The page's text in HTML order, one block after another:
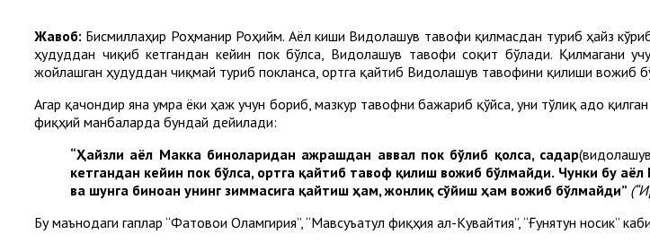
Жавоб: Бисмиллаҳир Роҳманир Роҳийм. Аёл киши Видолашув тавофи қилмасдан туриб ҳайз
ҳудуддан чиқиб кетгандан кейин пок бўлса, Видолашув тавофи соқит бўлади. Қилмагани
жойлашган ҳудуддан чиқмай туриб покланса, ортга қайтиб Видолашув тавофини қилиши вожиб
Агар қачондир яна умра ёки ҳаж учун бориб, мазкур тавофни бажариб қўйса, уни тўлиқ адо
фиқҳий манбаларда бундай дейилади:
“Ҳайзли аёл Макка биноларидан ажрашдан аввал пок бўлиб қолса, садар
кетгандан кейин пок бўлса, ортга қайтиб тавоф қилиш вожиб бўлмайди. Чунки бу
ва шунга биноан унинг зиммасига қайтиш ҳам, жонлиқ сўйиш ҳам вожиб бўлмайди”
Бу маънодаги гаплар “Фатовои Оламгирия”, “Мавсуъатул фиқҳия ал-Кувайтия”, “Ғунятун носик”